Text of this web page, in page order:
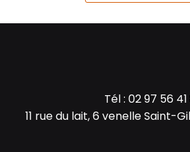
Tél : 02 97 56
11 rue du lait, 6 venelle Saint-